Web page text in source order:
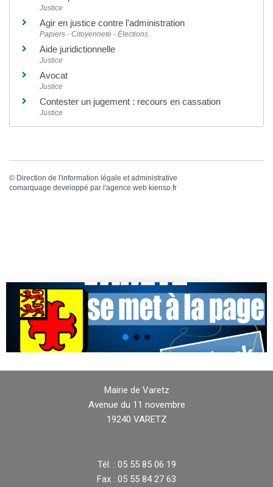
Justice
Agir en justice contre l'administration
Papiers - Citoyenneté - Élections
Aide juridictionnelle
Justice
Avocat
Justice
Contester un jugement : recours en cassation
Justice
© Direction de l'information légale et administrative
comarquage developpé par l'agence web kienso.fr
Mairie de Varetz
Avenue du 11 novembre
19240 VARETZ
Tél. : 05 55 85 06 19
Fax : 05 55 84 27 63